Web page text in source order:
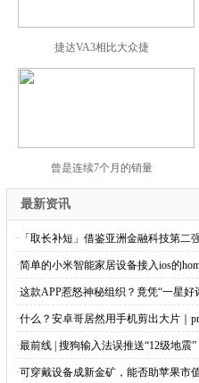
捷达VA3相比大众捷
曾是连续7个月的销量
最新资讯
· 「取长补短」借鉴亚洲金融科技第二
·简单的小米智能家居设备接入ios的
·这款APP惹怒神秘组织？竟凭“一星好
·什么？安卓哥居然用手机剪出大片｜
·最前线 | 搜狗输入法误推送“12级地震”
·可穿戴设备成新金矿，能否助苹果市